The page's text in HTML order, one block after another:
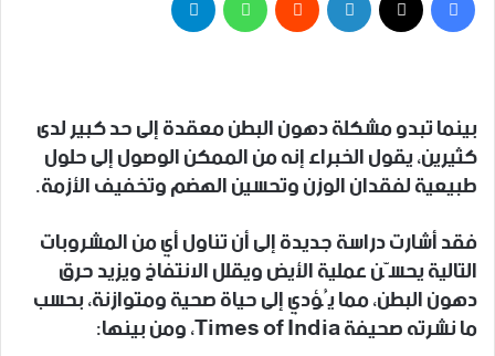
بينما تبدو مشكلة دهون البطن معقدة إلى حد كبير لدى
كثيرين، يقول الخبراء إنه من الممكن الوصول إلى حلول
طبيعية لفقدان الوزن وتحسين الهضم وتخفيف الأزمة.
فقد أشارت دراسة جديدة إلى أن تناول أي من المشروبات
التالية يحسّن عملية الأيض ويقلل الانتفاخ ويزيد حرق
دهون البطن، مما يُؤدي إلى حياة صحية ومتوازنة، بحسب
ما نشرته صحيفة Times of India، ومن بينها: